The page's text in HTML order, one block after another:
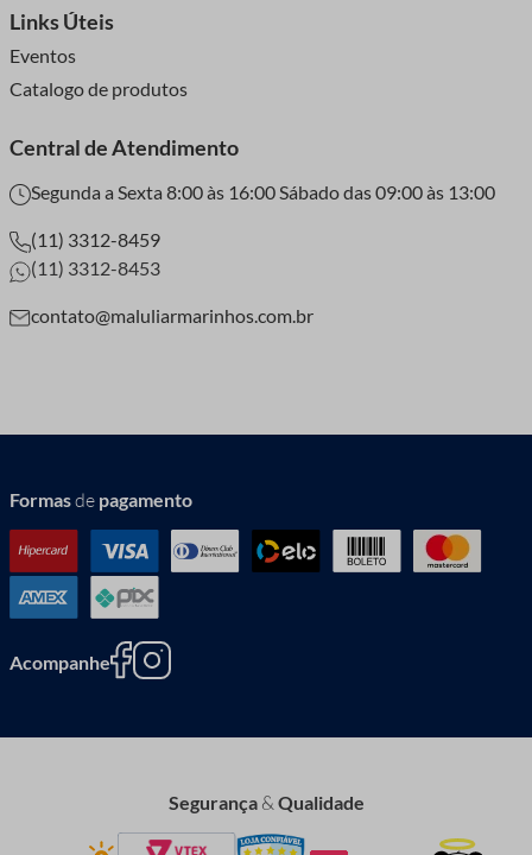
Links Úteis
Eventos
Catalogo de produtos
Central de Atendimento
Segunda a Sexta 8:00 às 16:00 Sábado das 09:00 às 13:00
(11) 3312-8459
(11) 3312-8453
contato@maluliarmarinhos.com.br
Formasde pagamento
Acompanhe
Segurança&Qualidade